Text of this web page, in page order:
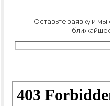
Оставьте заявку и